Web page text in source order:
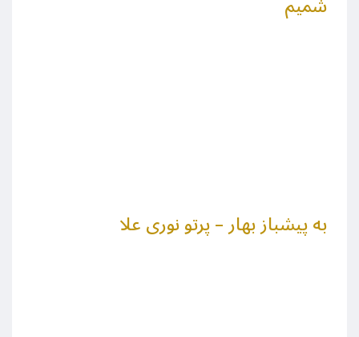
به پیشباز بهار – پرتو نوری علا